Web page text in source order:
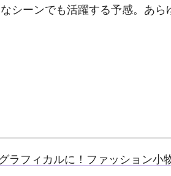
シーンでも活躍する予感。あ
ラフィカルに！ファッション小